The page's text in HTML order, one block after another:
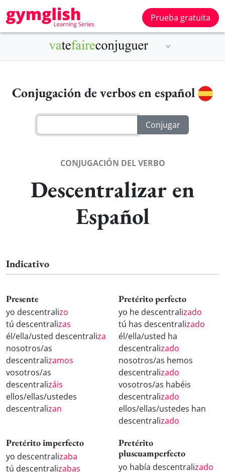
Prueba gratuita
Conjugación de verbos en español
CONJUGACIÓN DEL VERBO
Descentralizar en
Español
Indicativo
Presente
yo descentralizo
tú descentralizas
él/ella/usted descentraliza
nosotros/as
descentralizamos
vosotros/as
descentralizáis
ellos/ellas/ustedes
descentralizan
Pretérito perfecto
yo he descentralizado
tú has descentralizado
él/ella/usted ha
descentralizado
nosotros/as hemos
descentralizado
vosotros/as habéis
descentralizado
ellos/ellas/ustedes han
descentralizado
Pretérito imperfecto
yo descentralizaba
tú descentralizabas
Pretérito
pluscuamperfecto
yo había descentralizado